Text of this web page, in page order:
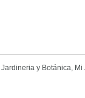
Jardineria y Botánica, Mi